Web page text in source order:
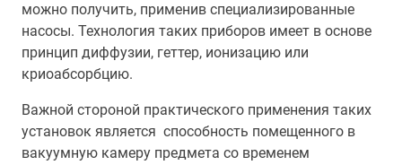
можно получить, применив специализированные
насосы. Технология таких приборов имеет в основе
принцип диффузии, геттер, ионизацию или
криоабсорбцию.
Важной стороной практического применения таких
установок является способность помещенного в
вакуумную камеру предмета со временем